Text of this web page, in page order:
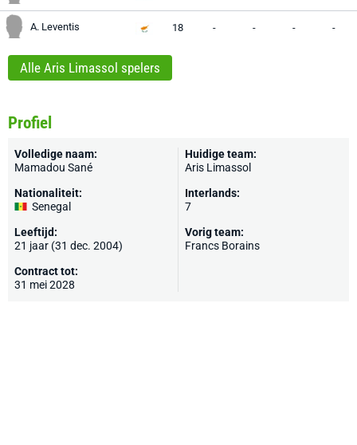
A. Leventis 18 - - - -
Alle Aris Limassol spelers
Profiel
Volledige naam:
Mamadou Sané
Nationaliteit:
Senegal
Leeftijd:
21 jaar (31 dec. 2004)
Contract tot:
31 mei 2028
Huidige team:
Aris Limassol
Interlands:
7
Vorig team:
Francs Borains